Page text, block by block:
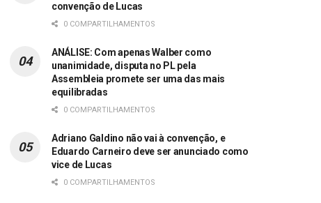
convenção de Lucas
0 COMPARTILHAMENTOS
ANÁLISE: Com apenas Walber como
unanimidade, disputa no PL pela
Assembleia promete ser uma das mais
equilibradas
0 COMPARTILHAMENTOS
Adriano Galdino não vai à convenção, e
Eduardo Carneiro deve ser anunciado como
vice de Lucas
0 COMPARTILHAMENTOS